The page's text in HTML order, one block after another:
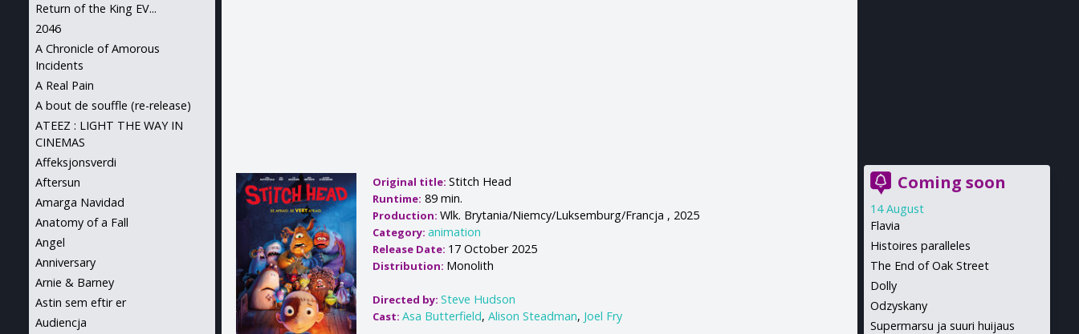
Original title:Stitch Head
Runtime: 89 min.
Production:Wlk. Brytania/Niemcy/Luksemburg/Francja , 2025
Category:animation
Release Date: 17 October 2025
Distribution: Monolith
Directed by:Steve Hudson
Cast:Asa Butterfield,Alison Steadman, Joel Fry
Coming soon
14 August
Flavia
Histoires paralleles
The End of Oak Street
Dolly
Odzyskany
Supermarsu ja suuri huijaus
Return of the King EV...
2046
A Chronicle of Amorous
Incidents
A Real Pain
A bout de souffle (re-release)
ATEEZ : LIGHT THE WAY IN
CINEMAS
Affeksjonsverdi
Aftersun
Amarga Navidad
Anatomy of a Fall
Angel
Anniversary
Arnie & Barney
Astin sem eftir er
Audiencja